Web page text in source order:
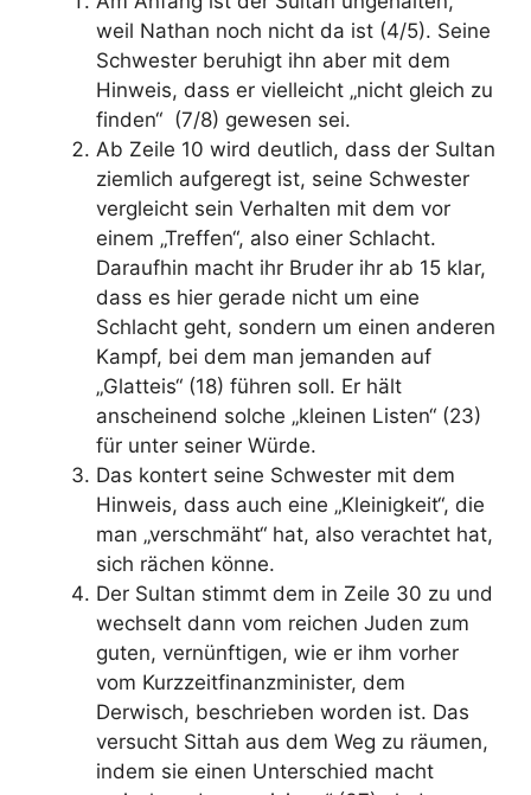
weil Nathan noch nicht da ist (4/5). Seine
Schwester beruhigt ihn aber mit dem
Hinweis, dass er vielleicht „nicht gleich zu
finden“ (7/8) gewesen sei.
Ab Zeile 10 wird deutlich, dass der Sultan
ziemlich aufgeregt ist, seine Schwester
vergleicht sein Verhalten mit dem vor
einem „Treffen“, also einer Schlacht.
Daraufhin macht ihr Bruder ihr ab 15 klar,
dass es hier gerade nicht um eine
Schlacht geht, sondern um einen anderen
Kampf, bei dem man jemanden auf
„Glatteis“ (18) führen soll. Er hält
anscheinend solche „kleinen Listen“ (23)
für unter seiner Würde.
Das kontert seine Schwester mit dem
Hinweis, dass auch eine „Kleinigkeit“, die
man „verschmäht“ hat, also verachtet hat,
sich rächen könne.
Der Sultan stimmt dem in Zeile 30 zu und
wechselt dann vom reichen Juden zum
guten, vernünftigen, wie er ihm vorher
vom Kurzzeitfinanzminister, dem
Derwisch, beschrieben worden ist. Das
versucht Sittah aus dem Weg zu räumen,
indem sie einen Unterschied macht